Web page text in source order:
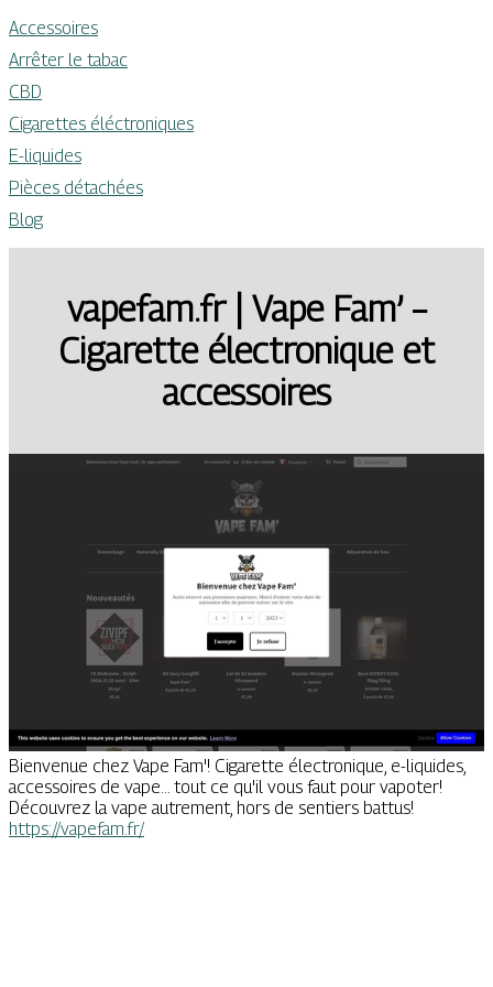
Accessoires
Arrêter le tabac
CBD
Cigarettes éléctroniques
E-liquides
Pièces détachées
Blog
vapefam.fr | Vape Fam’ –
Cigarette électronique et
accessoires
Bienvenue chez Vape Fam'! Cigarette électronique, e-liquides,
accessoires de vape... tout ce qu'il vous faut pour vapoter!
Découvrez la vape autrement, hors de sentiers battus!
https://vapefam.fr/